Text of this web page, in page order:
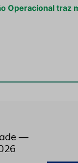
Operacional
—